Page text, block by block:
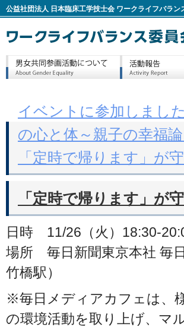
公益社団法人 日本臨床工学技士会 ワークライフバラ
イベントに参加しまし
の心と体～親子の幸福論
「定時で帰ります」が
「定時で帰ります」が
日時 11/26（火）18:30-
場所 毎日新聞東京本社 毎
竹橋駅）
※毎日メディアカフェは、
の環境活動を取り上げ、マ